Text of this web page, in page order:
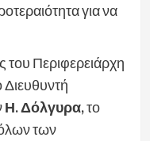
για να
του Περιφερειάρχη
Διευθυντή
Η. Δόλγυρα,το
των